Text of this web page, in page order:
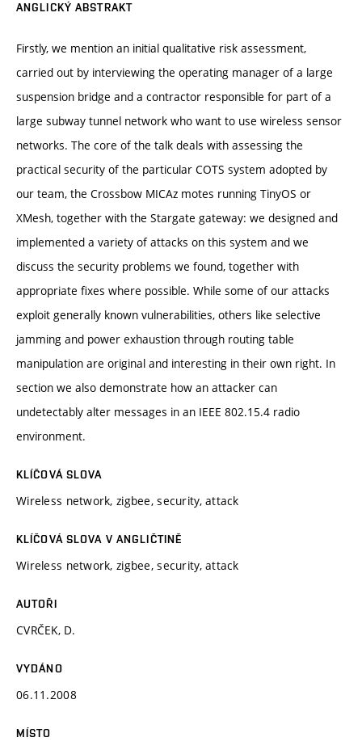
ANGLICKÝ ABSTRAKT
Firstly, we mention an initial qualitative risk assessment,
carried out by interviewing the operating manager of a large
suspension bridge and a contractor responsible for part of a
large subway tunnel network who want to use wireless sensor
networks. The core of the talk deals with assessing the
practical security of the particular COTS system adopted by
our team, the Crossbow MICAz motes running TinyOS or
XMesh, together with the Stargate gateway: we designed and
implemented a variety of attacks on this system and we
discuss the security problems we found, together with
appropriate fixes where possible. While some of our attacks
exploit generally known vulnerabilities, others like selective
jamming and power exhaustion through routing table
manipulation are original and interesting in their own right. In
section we also demonstrate how an attacker can
undetectably alter messages in an IEEE 802.15.4 radio
environment.
KLÍČOVÁ SLOVA
Wireless network, zigbee, security, attack
KLÍČOVÁ SLOVA V ANGLIČTINĚ
Wireless network, zigbee, security, attack
AUTOŘI
CVRČEK, D.
VYDÁNO
06.11.2008
MÍSTO